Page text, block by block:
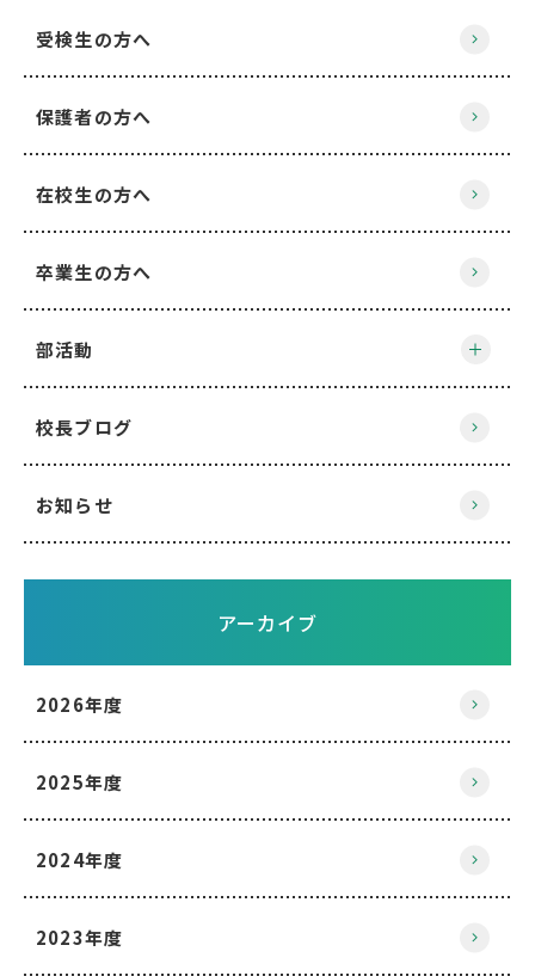
受検生の方へ
保護者の方へ
在校生の方へ
卒業生の方へ
部活動
校長ブログ
お知らせ
アーカイブ
2026年度
2025年度
2024年度
2023年度